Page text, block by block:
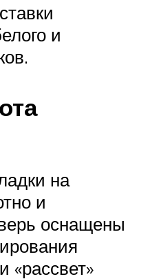
и
на
и
оснащены
«рассвет»